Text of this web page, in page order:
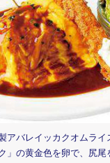
アバレイッカクオムラ
」の黄金色を卵で、尻尾